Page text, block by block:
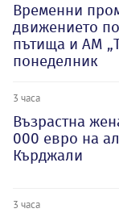
Временни
движението
пътища и АМ
понеделник
3 часа
Възрастна
000 евро на
Кърджали
3 часа